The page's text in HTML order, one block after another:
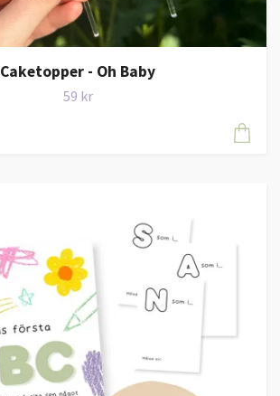
Caketopper - Oh Baby
59 kr